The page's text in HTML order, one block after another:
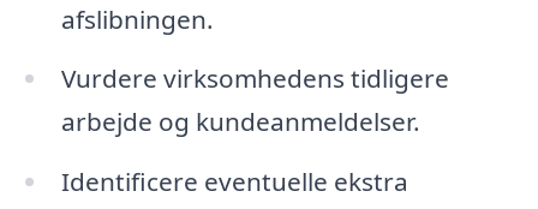
afslibningen.
Vurdere virksomhedens tidligere
arbejde og kundeanmeldelser.
Identificere eventuelle ekstra